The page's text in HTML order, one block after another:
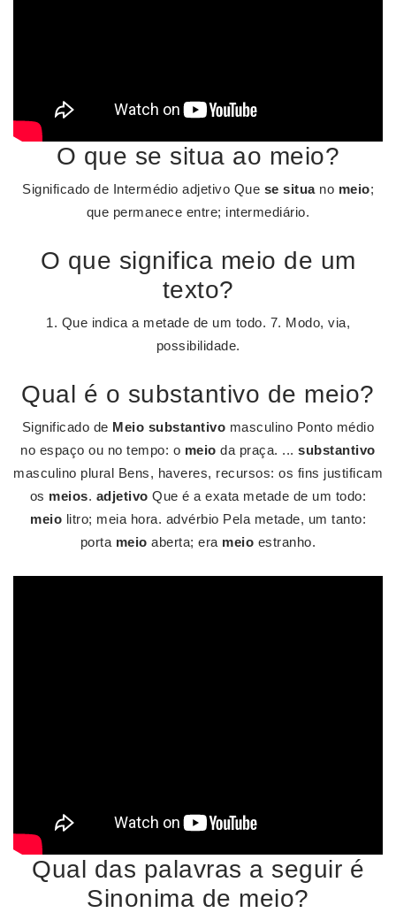
O que se situa ao meio?
Significado de Intermédio adjetivo Que se situano meio;
que permanece entre; intermediário.
O que significa meio de um
texto?
1. Que indica a metade de um todo. 7. Modo, via,
possibilidade.
Qual é o substantivo de meio?
Significado de Meio substantivo masculino Ponto médio
no espaço ou no tempo: o meio da praça. ...substantivo
masculino plural Bens, haveres, recursos: os fins justificam
os meios. adjetivo Que é a exata metade de um todo:
meio litro; meia hora. advérbio Pela metade, um tanto:
porta meio aberta; era meio estranho.
Qual das palavras a seguir é
Sinonima de meio?